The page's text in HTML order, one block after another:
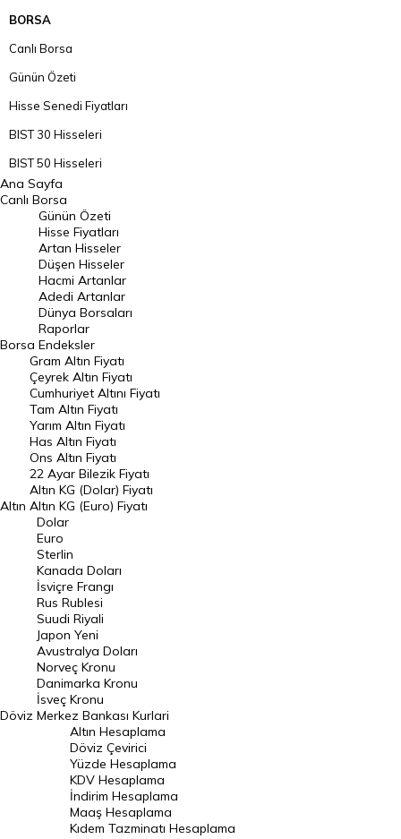
BORSA
Canlı Borsa
Günün Özeti
Hisse Senedi Fiyatları
BIST 30 Hisseleri
BIST 50 Hisseleri
BIST 100 Hisseleri
En Çok Artan Hisseler
En Çok Düşen Hisseler
Hacmi Artanlar
Geçmiş Kapanışlar
Dünya Borsaları
Raporlar
Endeksler
DÖVİZ
Döviz Kuru
Dolar Kuru
Euro Kuru
Pound Kuru
Frank Kuru
Riyal Kuru
Avustralya Doları
Danimarka Kronu Kuru
Kanada Doları Kuru
Norveç Kronu Kuru
İsveç Kronu Kuru
Japon Yeni Kuru
Serbest Piyasa Döviz Kurları
Merkez Bankası Döviz Kurları
Ana Sayfa
Canlı Borsa
Borsa
Günün Özeti
Hisse Fiyatları
Artan Hisseler
Düşen Hisseler
Hacmi Artanlar
Adedi Artanlar
Dünya Borsaları
Raporlar
Endeksler
Altın
Gram Altın Fiyatı
Çeyrek Altın Fiyatı
Cumhuriyet Altını Fiyatı
Tam Altın Fiyatı
Yarım Altın Fiyatı
Has Altın Fiyatı
Ons Altın Fiyatı
22 Ayar Bilezik Fiyatı
Altın KG (Dolar) Fiyatı
Altın KG (Euro) Fiyatı
Döviz
Dolar
Euro
Sterlin
Kanada Doları
İsviçre Frangı
Rus Rublesi
Suudi Riyali
Japon Yeni
Avustralya Doları
Norveç Kronu
Danimarka Kronu
İsveç Kronu
Merkez Bankası Kurlari
Altın Hesaplama
Döviz Çevirici
Yüzde Hesaplama
KDV Hesaplama
İndirim Hesaplama
Maaş Hesaplama
Kıdem Tazminatı Hesaplama